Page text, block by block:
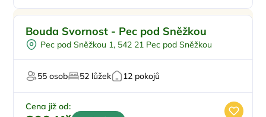
Bouda Svornost - Pec pod Sněžkou
Pec pod Sněžkou 1, 542 21 Pec pod Sněžkou
55 osob 52 lůžek 12 pokojů
Cena již od: